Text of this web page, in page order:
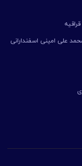
علی امینی اسفندارانی